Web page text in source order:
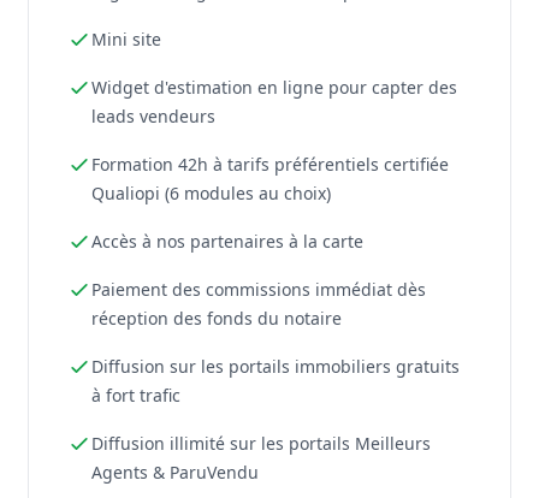
Mini site
Widget d'estimation en ligne pour capter des
leads vendeurs
Formation 42h à tarifs préférentiels certifiée
Qualiopi (6 modules au choix)
Accès à nos partenaires à la carte
Paiement des commissions immédiat dès
réception des fonds du notaire
Diffusion sur les portails immobiliers gratuits
à fort trafic
Diffusion illimité sur les portails Meilleurs
Agents & ParuVendu